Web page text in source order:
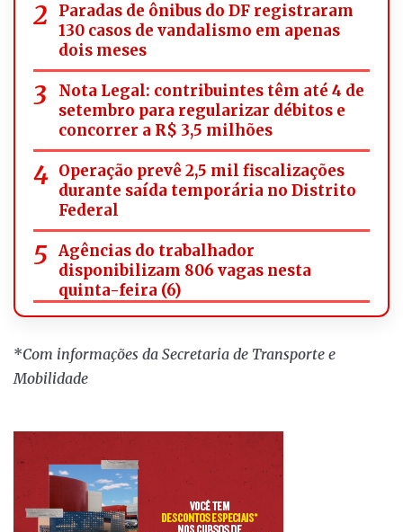
Paradas de ônibus do DF registraram
130 casos de vandalismo em apenas
dois meses
Nota Legal: contribuintes têm até 4 de
setembro para regularizar débitos e
concorrer a R$ 3,5 milhões
Operação prevê 2,5 mil fiscalizações
durante saída temporária no Distrito
Federal
Agências do trabalhador
disponibilizam 806 vagas nesta
quinta-feira (6)
*Com informações da Secretaria de Transporte e
Mobilidade